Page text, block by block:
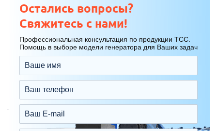
Остались вопросы?
Свяжитесь с нами!
Профессиональная консультация по продукции ТСС.
Помощь в выборе модели генератора для Ваших задач